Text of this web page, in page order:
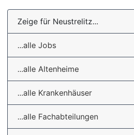
Zeige für Neustrelitz...
...alle Jobs
...alle Altenheime
...alle Krankenhäuser
...alle Fachabteilungen